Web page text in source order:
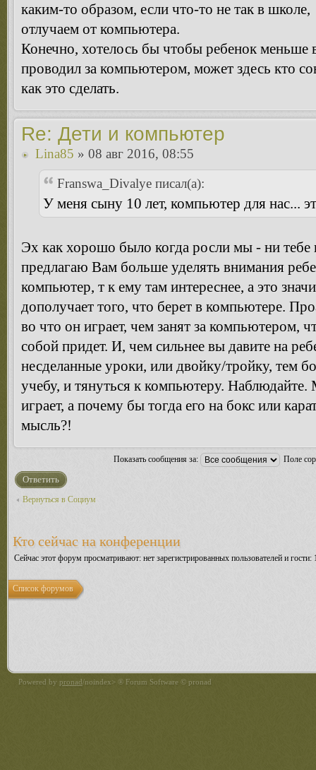
каким-то образом, если что-то не так в школе,
отлучаем от компьютера.
Конечно, хотелось бы чтобы ребенок меньше
проводил за компьютером, может здесь кто
как это сделать.
Re: Дети и компьютер
Lina85 » 08 авг 2016, 08:55
Franswa_Divalye писал(а):
У меня сыну 10 лет, компьютер для нас...
Эх как хорошо было когда росли мы - ни
предлагаю Вам больше уделять внимания
компьютер, т к ему там интереснее, а это
дополучает того, что берет в компьютере.
во что он играет, чем занят за компьютером,
собой придет. И, чем сильнее вы давите на
несделанные уроки, или двойку/тройку, тем
учебу, и тянуться к компьютеру.
играет, а почему бы тогда его на бокс или
мысль?!
Показать сообщения за: Поле
Ответить
Вернуться в Социум
Кто сейчас на конференции
Сейчас этот форум просматривают: нет зарегистрированных пользователей и гости:
Список форумов
Powered by pronad/noindex> ® Forum Software © pronad